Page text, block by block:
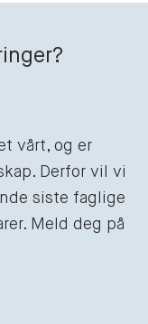
vårt, og er
Derfor vil vi
siste faglige
Meld deg på